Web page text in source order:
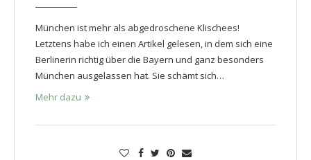
München ist mehr als abgedroschene Klischees!
Letztens habe ich einen Artikel gelesen, in dem sich eine
Berlinerin richtig über die Bayern und ganz besonders
München ausgelassen hat. Sie schämt sich…
Mehr dazu